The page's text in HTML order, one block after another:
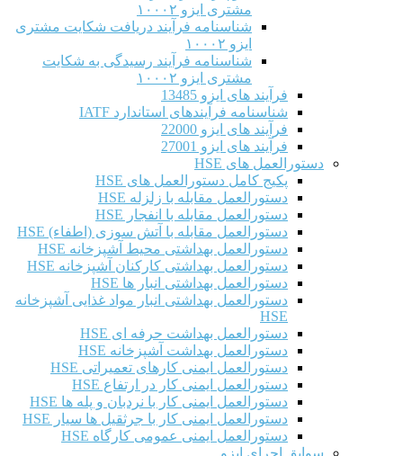
مشتری ایزو ۱۰۰۰۲
شناسنامه فرآیند دریافت شکایت مشتری
ایزو ۱۰۰۰۲
شناسنامه فرآیند رسیدگی به شکایت
مشتری ایزو ۱۰۰۰۲
فرآیند های ایزو 13485
شناسنامه فرآیندهای استاندارد IATF
فرآیند های ایزو 22000
فرآیند های ایزو 27001
دستورالعمل های HSE
پکیج کامل دستورالعمل های HSE
دستورالعمل مقابله با زلزله HSE
دستورالعمل مقابله با انفجار HSE
دستورالعمل مقابله با آتش سوزی (اطفاء) HSE
دستورالعمل بهداشتی محیط آشپزخانه HSE
دستورالعمل بهداشتی کارکنان آشپزخانه HSE
دستورالعمل بهداشتی انبار ها HSE
دستورالعمل بهداشتی انبار مواد غذایی آشپزخانه
HSE
دستورالعمل بهداشت حرفه ای HSE
دستورالعمل بهداشت آشپزخانه HSE
دستورالعمل ایمنی کارهای تعمیراتی HSE
دستورالعمل ایمنی کار در ارتفاع HSE
دستورالعمل ایمنی کار با نردبان و پله ها HSE
دستورالعمل ایمنی کار با جرثقیل ها سیار HSE
دستورالعمل ایمنی عمومی کارگاه HSE
سوابق اجرای ایزو